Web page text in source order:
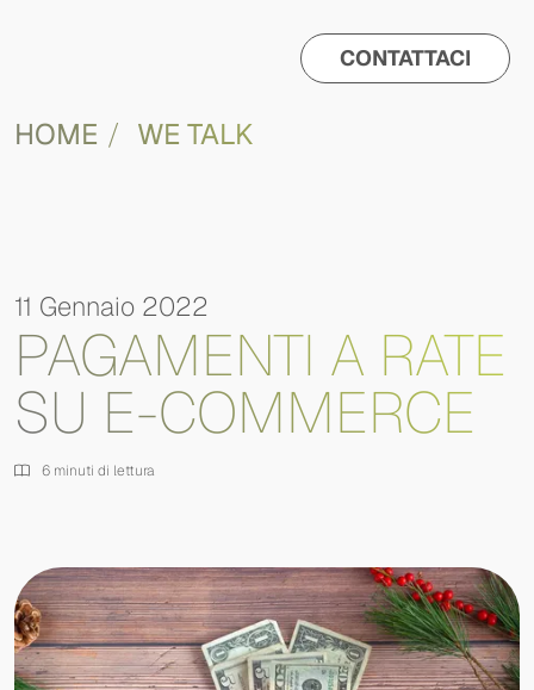
CONTATTACI
HOME WE TALK
11 Gennaio 2022
PAGAMENTI A RATE
SU E-COMMERCE
6 minuti di lettura